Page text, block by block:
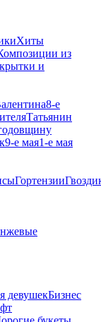
Хиты
из
и
8-е
Татьянин
9-е мая1-е мая
Гортензии
девушекБизнес